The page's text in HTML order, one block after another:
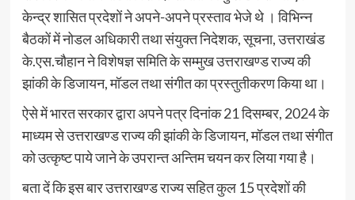
केन्द्र शासित प्रदेशों ने अपने-अपने प्रस्ताव भेजे थे । विभिन्न
बैठकों में नोडल अधिकारी तथा संयुक्त निदेशक, सूचना, उत्तराखंड
के.एस.चौहान ने विशेषज्ञ समिति के सम्मुख उत्तराखण्ड राज्य की
झांकी के डिजायन, मॉडल तथा संगीत का प्रस्तुतीकरण किया था।
ऐसे में भारत सरकार द्वारा अपने पत्र दिनांक 21 दिसम्बर, 2024 के
माध्यम से उत्तराखण्ड राज्य की झांकी के डिजायन, मॉडल तथा संगीत
को उत्कृष्ट पाये जाने के उपरान्त अन्तिम चयन कर लिया गया है।
बता दें कि इस बार उत्तराखण्ड राज्य सहित कुल 15 प्रदेशों की